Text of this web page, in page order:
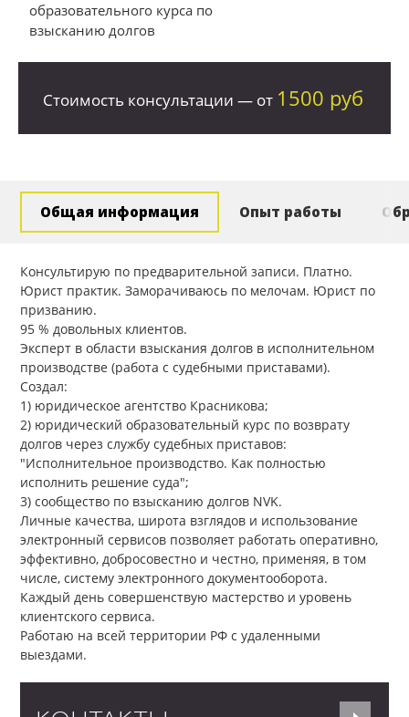
образовательного курса по
взысканию долгов
Стоимость консультации — от 1500 руб
Общая информация Опыт работы
Консультирую по предварительной записи. Платно.
Юрист практик. Заморачиваюсь по мелочам. Юрист по
призванию.
95 % довольных клиентов.
Эксперт в области взыскания долгов в исполнительном
производстве (работа с судебными приставами).
Создал:
1) юридическое агентство Красникова;
2) юридический образовательный курс по возврату
долгов через службу судебных приставов:
"Исполнительное производство. Как полностью
исполнить решение суда";
3) сообщество по взысканию долгов NVK.
Личные качества, широта взглядов и использование
электронный сервисов позволяет работать оперативно,
эффективно, добросовестно и честно, применяя, в том
числе, систему электронного документооборота.
Каждый день совершенствую мастерство и уровень
клиентского сервиса.
Работаю на всей территории РФ с удаленными
выездами.